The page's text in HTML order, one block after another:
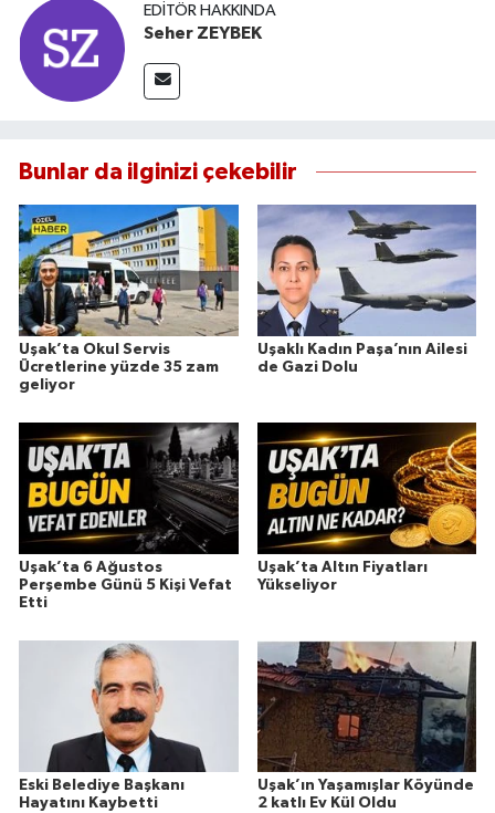
EDITÖR HAKKINDA
Seher ZEYBEK
Bunlar da ilginizi çekebilir
Uşak’ta Okul Servis
Ücretlerine yüzde 35 zam
geliyor
Uşaklı Kadın Paşa’nın Ailesi
de Gazi Dolu
Uşak’ta 6 Ağustos
Perşembe Günü 5 Kişi Vefat
Etti
Uşak’ta Altın Fiyatları
Yükseliyor
Eski Belediye Başkanı
Hayatını Kaybetti
Uşak’ın Yaşamışlar Köyünde
2 katlı Ev Kül Oldu